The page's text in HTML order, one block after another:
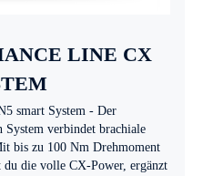
LINE CX
smart System - Der
verbindet brachiale
bis zu 100 Nm Drehmoment
die volle CX-Power, ergänzt